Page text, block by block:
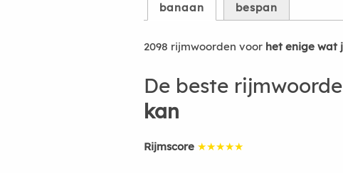
banaan bespan
2098 rijmwoorden voor het enige wat
De beste
kan
Rijmscore ★★★★★